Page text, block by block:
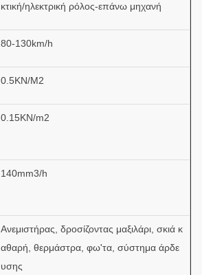
κτική/ηλεκτρική ρόλος-επάνω μηχανή
80-130km/h
0.5KN/M2
0.15KN/m2
140mm3/h
Ανεμιστήρας, δροσίζοντας μαξιλάρι, σκιά κ
αθαρή, θερμάστρα, φω'τα, σύστημα άρδε
υσης